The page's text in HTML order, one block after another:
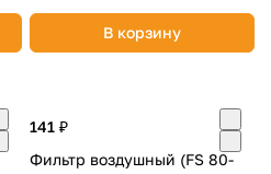
В корзину
141 ₽
Фильтр воздушный (FS 80-